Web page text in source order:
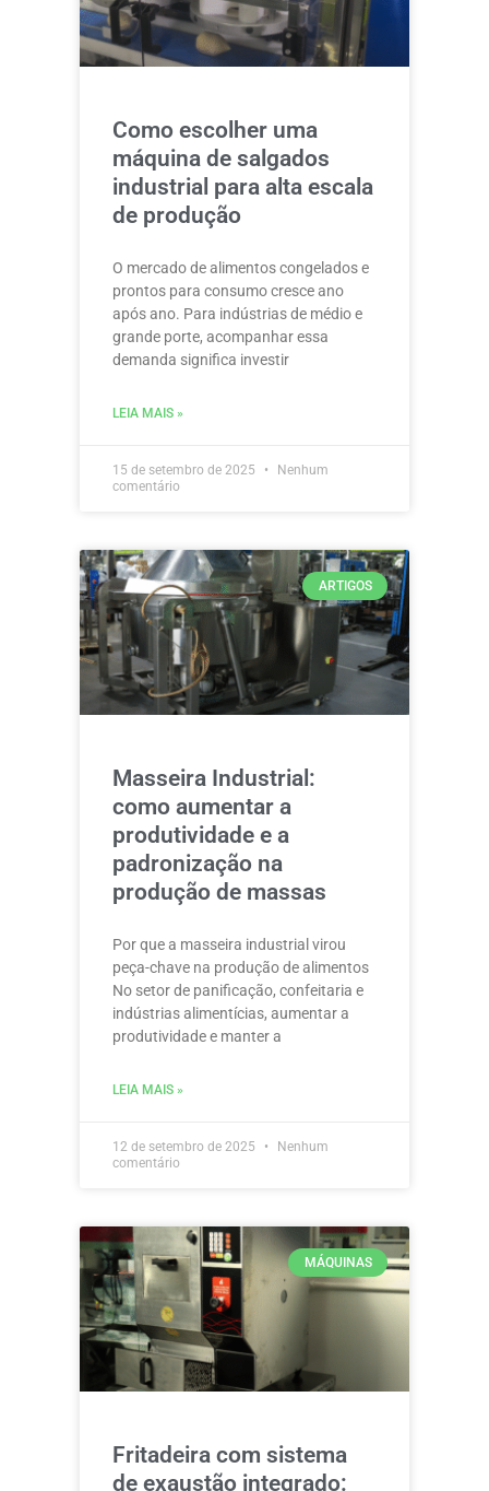
Como escolher uma
máquina de salgados
industrial para alta escala
de produção
O mercado de alimentos congelados e
prontos para consumo cresce ano
após ano. Para indústrias de médio e
grande porte, acompanhar essa
demanda significa investir
LEIA MAIS »
15 de setembro de 2025
Nenhum
comentário
ARTIGOS
Masseira Industrial:
como aumentar a
produtividade e a
padronização na
produção de massas
Por que a masseira industrial virou
peça-chave na produção de alimentos
No setor de panificação, confeitaria e
indústrias alimentícias, aumentar a
produtividade e manter a
LEIA MAIS »
12 de setembro de 2025
Nenhum
comentário
MÁQUINAS
Fritadeira com sistema
de exaustão integrado: